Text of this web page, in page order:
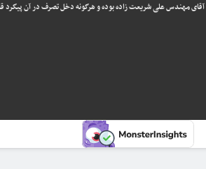
مهندس علی شریعت زاده بوده و هرگونه دخل تصرف در آن پیگرد